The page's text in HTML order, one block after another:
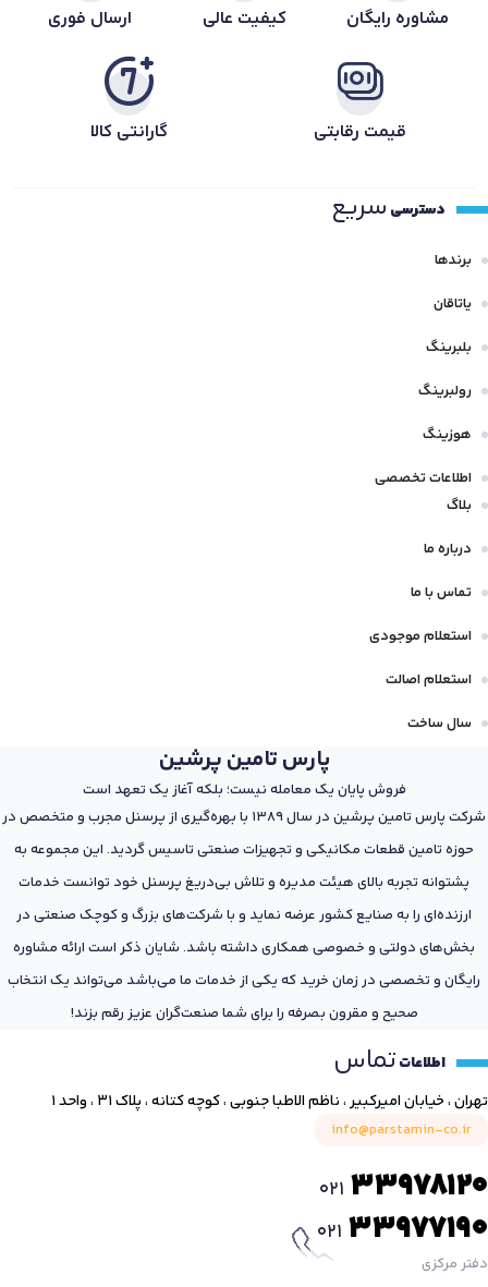
مشاوره رایگان کیفیت عالی ارسال فوری
قیمت رقابتی گارانتی کالا
دسترسی سریع
برندها
یاتاقان
بلبرینگ
رولبرینگ
هوزینگ
اطلاعات تخصصی
بلاگ
درباره ما
تماس با ما
استعلام موجودی
استعلام اصالت
سال ساخت
پارس تامین پرشین
فروش پایان یک معامله نیست؛ بلکه آغاز یک تعهد است
شرکت پارس تامین پرشین در سال 1389 با بهره‌گیری از پرسنل مجرب و متخصص در
حوزه تامین قطعات مکانیکی و تجهیزات صنعتی تاسیس گردید. این مجموعه به
پشتوانه تجربه بالای هیئت مدیره و تلاش بی‌دریغ پرسنل خود توانست خدمات
ارزنده‌ای را به صنایع کشور عرضه نماید و با شرکت‌های بزرگ و کوچک صنعتی در
بخش‌های دولتی و خصوصی همکاری داشته باشد. شایان ذکر است ارائه مشاوره
رایگان و تخصصی در زمان خرید که یکی از خدمات ما می‌باشد می‌تواند یک انتخاب
صحیح و مقرون بصرفه را برای شما صنعت‌گران عزیز رقم بزند!
اطلاعاتتماس
تهران ، خیابان امیرکبیر ، ناظم الاطبا جنوبی ، کوچه کتانه ، پلاک ۳۱ ، واحد ۱
info@parstamin-co.ir
021 33978120
021 33977190
دفتر مرکزی